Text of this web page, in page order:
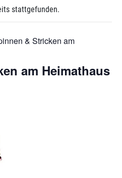
stattgefunden.
& Stricken am
am Heimathaus